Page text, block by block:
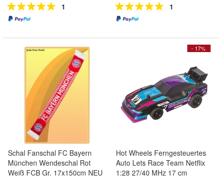
1 1
Schal Fanschal FC Bayern
München Wendeschal Rot
Weiß FCB Gr. 17x150cm NEU
- 17%
Hot Wheels Ferngesteuertes
Auto Lets Race Team Netflix
1:28 27/40 MHz 17 cm